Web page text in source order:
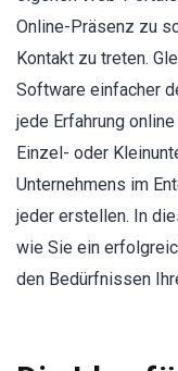
Online-Präsenz zu
Kontakt zu treten.
Software einfacher
jede Erfahrung
Einzel- oder
Unternehmens im
jeder erstellen. In
wie Sie ein
den Bedürfnissen